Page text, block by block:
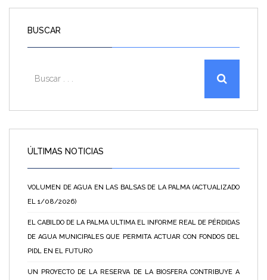
BUSCAR
ÚLTIMAS NOTICIAS
VOLUMEN DE AGUA EN LAS BALSAS DE LA PALMA (ACTUALIZADO
EL 1/08/2026)
EL CABILDO DE LA PALMA ULTIMA EL INFORME REAL DE PÉRDIDAS
DE AGUA MUNICIPALES QUE PERMITA ACTUAR CON FONDOS DEL
PIDL EN EL FUTURO
UN PROYECTO DE LA RESERVA DE LA BIOSFERA CONTRIBUYE A